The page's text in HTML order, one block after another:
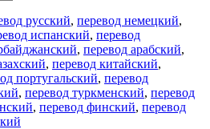
русский, перевод немецкий,
испанский, перевод
, перевод арабский,
, перевод китайский,
португальский, перевод
, перевод туркменский, перевод
, перевод финский, перевод